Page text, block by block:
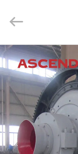
ΣΠΊΤΙ
ΠΡΟΪΌΝΤΑ
ΠΕΡΊΠΟΥ
ΕΜΕΊΣ
Co.,
Reserved.